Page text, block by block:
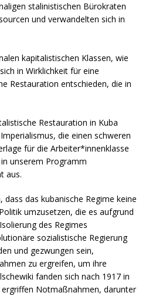
stalinistischen Bürokraten
und verwandelten sich in
kapitalistischen Klassen, wie
in Wirklichkeit für eine
Restauration entschieden, die in
Restauration in Kuba
die einen schweren
für die Arbeiter*innenklasse
unserem Programm
aus.
dass das kubanische Regime keine
umzusetzen, die es aufgrund
des Regimes
sozialistische Regierung
und gezwungen sein,
zu ergreifen, um ihre
fanden sich nach 1917 in
ergriffen Notmaßnahmen, darunter